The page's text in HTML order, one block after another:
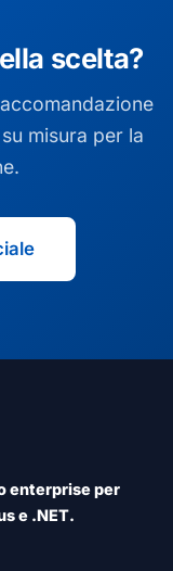
scelta?
misura per la
enterprise per
e .NET.